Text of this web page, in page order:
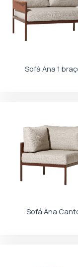
Sofá Ana 1
Sofá Ana